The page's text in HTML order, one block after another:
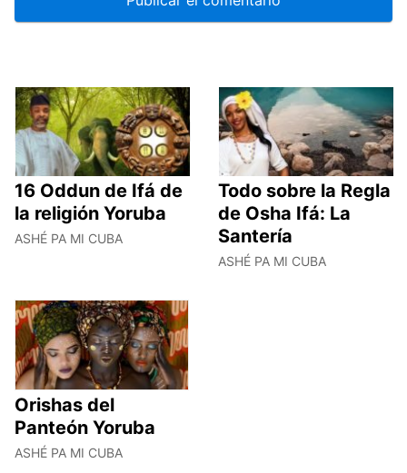
16 Oddun de Ifá de
la religión Yoruba
ASHÉ PA MI CUBA
Todo sobre la Regla
de Osha Ifá: La
Santería
ASHÉ PA MI CUBA
Orishas del
Panteón Yoruba
ASHÉ PA MI CUBA